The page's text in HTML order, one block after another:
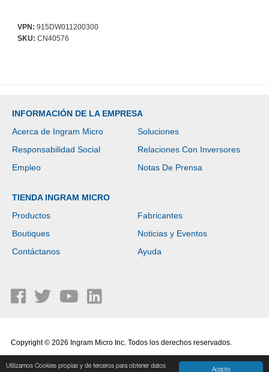
Acepto
Utilizamos Cookies propias y de terceros para obtener datos
VPN: 915DW011200300
SKU: CN40576
INFORMACIÓN DE LA EMPRESA
Acerca de Ingram Micro
Soluciones
Responsabilidad Social
Relaciones Con Inversores
Empleo
Notas De Prensa
TIENDA INGRAM MICRO
Productos
Fabricantes
Boutiques
Noticias y Eventos
Contáctanos
Ayuda
Copyright © 2026 Ingram Micro Inc. Todos los derechos reservados.